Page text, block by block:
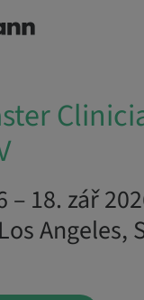
IV
– 18. zář
Angeles,